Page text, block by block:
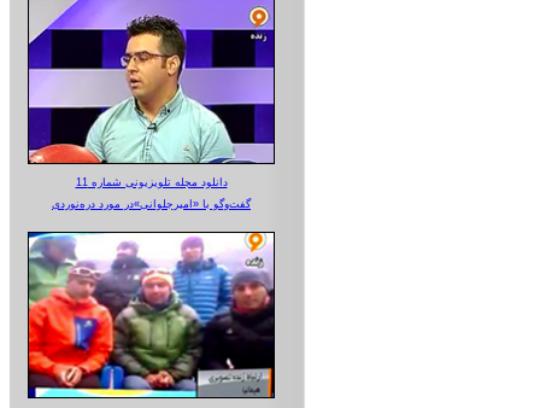
دانلود مجله تلویزیونی شماره 11
گفت‌وگو با «امیرجلوانی»در مورد دره‌نوردی